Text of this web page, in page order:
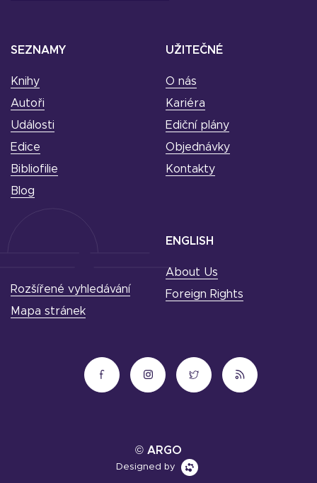
SEZNAMY
Knihy
Autoři
Události
Edice
Bibliofilie
Blog
UŽITEČNÉ
O nás
Kariéra
Ediční plány
Objednávky
Kontakty
ENGLISH
About Us
Foreign Rights
Rozšířené vyhledávání
Mapa stránek
© ARGO
Designed by